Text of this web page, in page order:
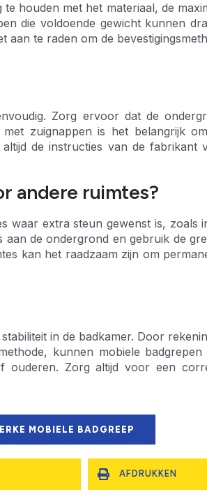
houden met het materiaal, de
die voldoende gewicht kunnen
aan te raden om de
Zorg ervoor dat de
zuignappen is het belangrijk
de instructies van de fabrikant
andere ruimtes?
waar extra steun gewenst is, zoals
aan de ondergrond en gebruik de
kan het raadzaam zijn om
in de badkamer. Door
kunnen mobiele badgrepen
ouderen. Zorg altijd voor een
MOBIELE BADGREEP
AFDRUKKEN